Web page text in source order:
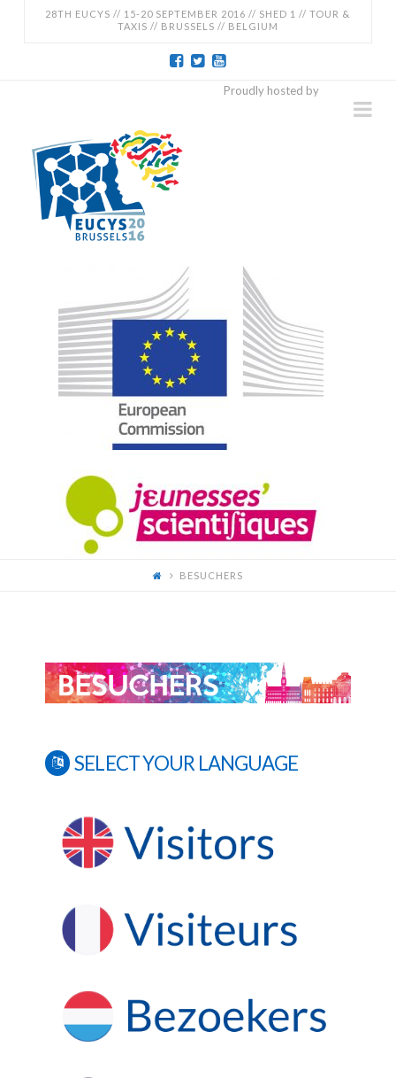
28TH EUCYS // 15-20 SEPTEMBER 2016 // SHED 1 // TOUR &
TAXIS // BRUSSELS // BELGIUM
2016
-
28TH
EUROPEAN
CONTEST
FOR
YOUNG
SCIENTISTS
Proudly hosted by
BESUCHERS
SELECT YOUR LANGUAGE